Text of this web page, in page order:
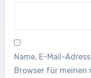
Name, E-Mail-
Browser für meinen